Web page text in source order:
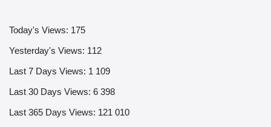
Today's Views: 175
Yesterday's Views: 112
Last 7 Days Views: 1 109
Last 30 Days Views: 6 398
Last 365 Days Views: 121 010